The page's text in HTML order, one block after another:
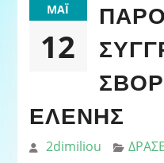
ΜΆΙ
12
ΕΛΈΝΗΣ
2dimiliou